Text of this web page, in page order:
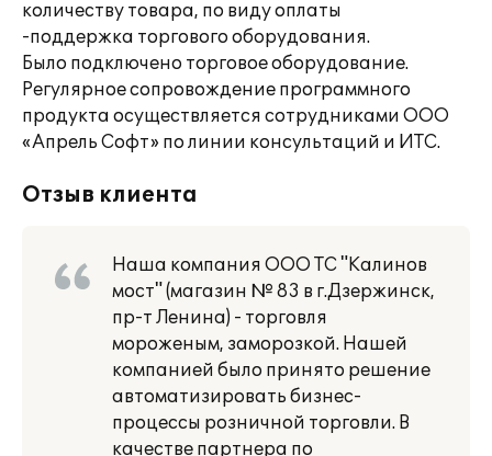
количеству товара, по виду оплаты
-поддержка торгового оборудования.
Было подключено торговое оборудование.
Регулярное сопровождение программного
продукта осуществляется сотрудниками ООО
«Апрель Софт» по линии консультаций и ИТС.
Отзыв клиента
Наша компания ООО ТС "Калинов
мост" (магазин № 83 в г.Дзержинск,
пр-т Ленина) - торговля
мороженым, заморозкой. Нашей
компанией было принято решение
автоматизировать бизнес-
процессы розничной торговли. В
качестве партнера по